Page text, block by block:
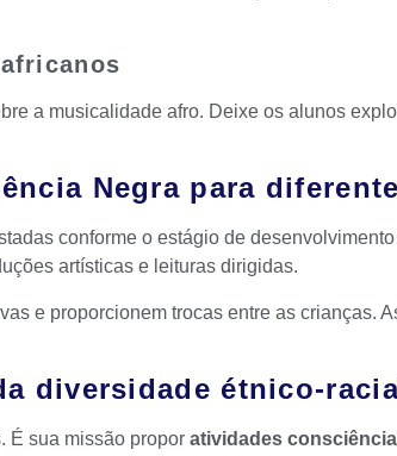
a musicalidade afro. Deixe os alunos
Negra para
conforme o estágio de
artísticas e leituras dirigidas.
e proporcionem trocas entre as crianças.
diversidade étnico-
É sua missão propor atividades